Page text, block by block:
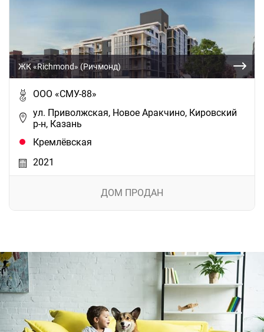
ЖК «Richmond» (Ричмонд)
ООО «СМУ-88»
ул. Приволжская, Новое Аракчино, Кировский
р-н, Казань
Кремлёвская
2021
ДОМ ПРОДАН